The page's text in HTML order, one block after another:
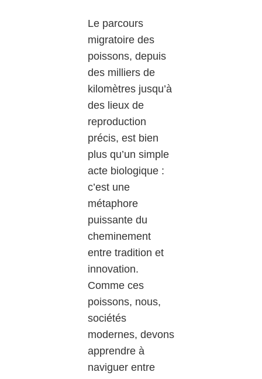
Le parcours
migratoire des
poissons, depuis
des milliers de
kilomètres jusqu’à
des lieux de
reproduction
précis, est bien
plus qu’un simple
acte biologique :
c’est une
métaphore
puissante du
cheminement
entre tradition et
innovation.
Comme ces
poissons, nous,
sociétés
modernes, devons
apprendre à
naviguer entre